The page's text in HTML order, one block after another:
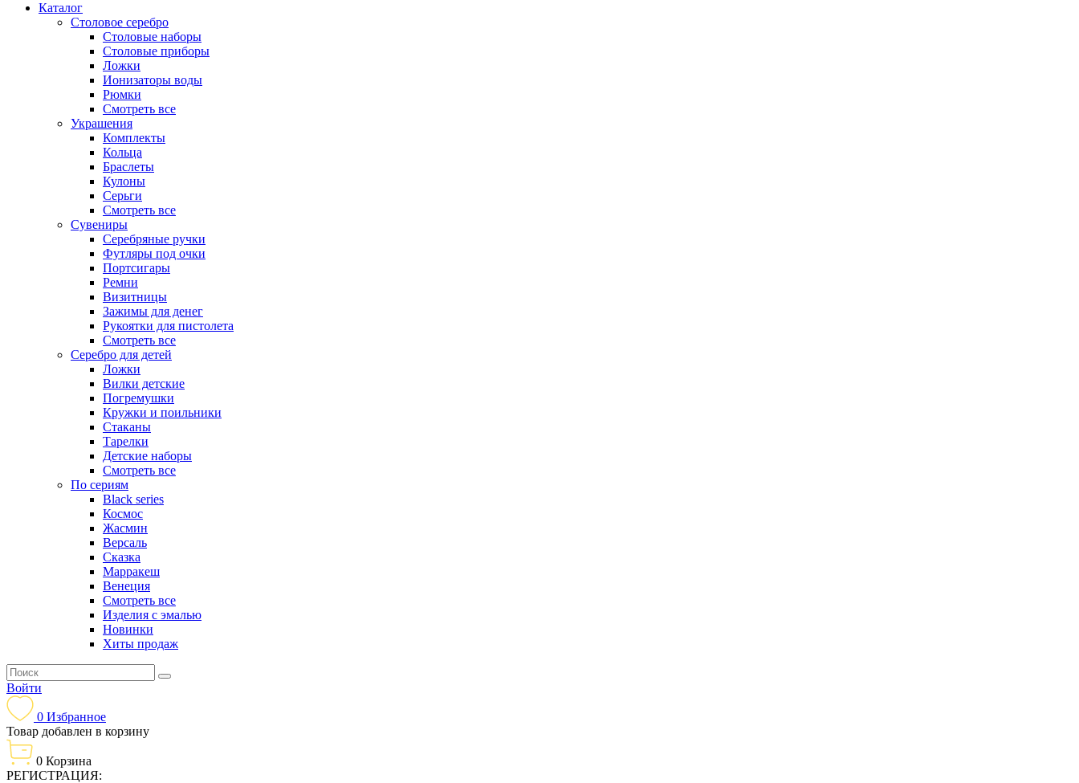
Каталог
Столовое серебро
Столовые наборы
Столовые приборы
Ложки
Ионизаторы воды
Рюмки
Смотреть все
Украшения
Комплекты
Кольца
Браслеты
Кулоны
Серьги
Смотреть все
Сувениры
Серебряные ручки
Футляры под очки
Портсигары
Ремни
Визитницы
Зажимы для денег
Рукоятки для пистолета
Смотреть все
Серебро для детей
Ложки
Вилки детские
Погремушки
Кружки и поильники
Стаканы
Тарелки
Детские наборы
Смотреть все
По сериям
Black series
Космос
Жасмин
Версаль
Сказка
Марракеш
Венеция
Смотреть все
Изделия с эмалью
Новинки
Хиты продаж
Войти
0 Избранное
Товар добавлен в корзину
0 Корзина
РЕГИСТРАЦИЯ: